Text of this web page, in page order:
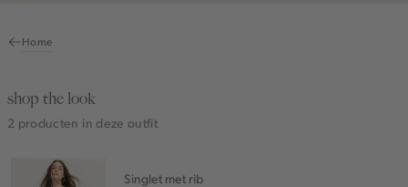
Home
shop the look
2 producten in deze outfit
Singlet met rib